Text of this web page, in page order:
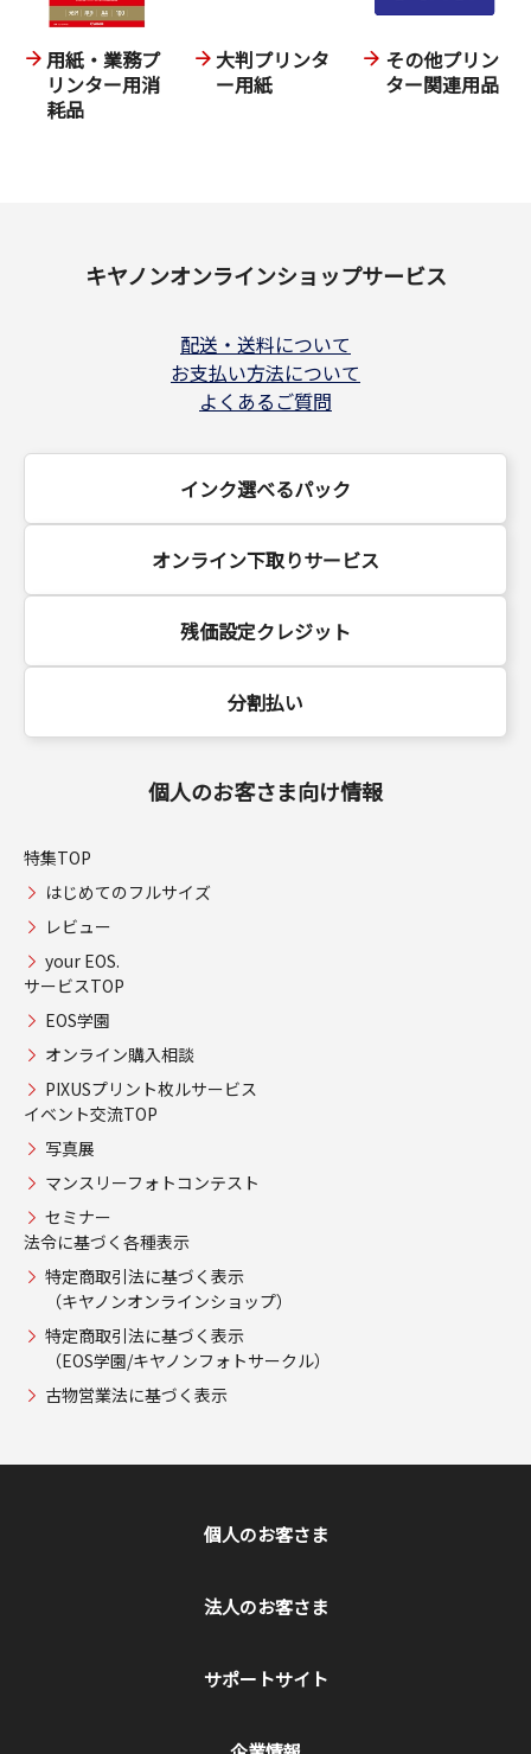
用紙・業務プ
リンター用消
耗品
大判プリンタ
ー用紙
その他プリン
ター関連用品
キヤノンオンラインショップサービス
配送・送料について
お支払い方法について
よくあるご質問
インク選べるパック
オンライン下取りサービス
残価設定クレジット
分割払い
個人のお客さま向け情報
特集TOP
はじめてのフルサイズ
レビュー
your EOS.
サービスTOP
EOS学園
オンライン購入相談
PIXUSプリント枚ルサービス
イベント交流TOP
写真展
マンスリーフォトコンテスト
セミナー
法令に基づく各種表示
特定商取引法に基づく表示
（キヤノンオンラインショップ）
特定商取引法に基づく表示
（EOS学園/キヤノンフォトサークル）
古物営業法に基づく表示
個人のお客さま
法人のお客さま
サポートサイト